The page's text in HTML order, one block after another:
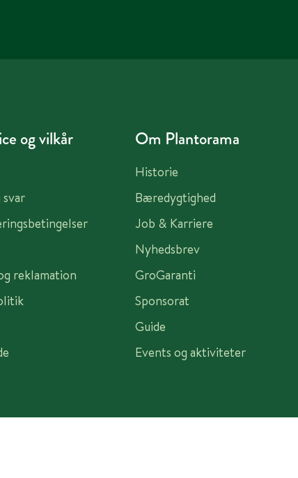
og vilkår
svar
reklamation
Om Plantorama
Historie
Bæredygtighed
Job & Karriere
Nyhedsbrev
GroGaranti
Sponsorat
Guide
Events og aktiviteter